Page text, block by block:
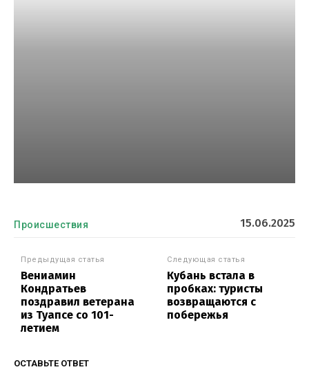
Происшествия 15.06.2025
Предыдущая статья
Вениамин
Кондратьев
поздравил ветерана
из Туапсе со 101-
летием
Следующая статья
Кубань встала в
пробках: туристы
возвращаются с
побережья
ОСТАВЬТЕ ОТВЕТ